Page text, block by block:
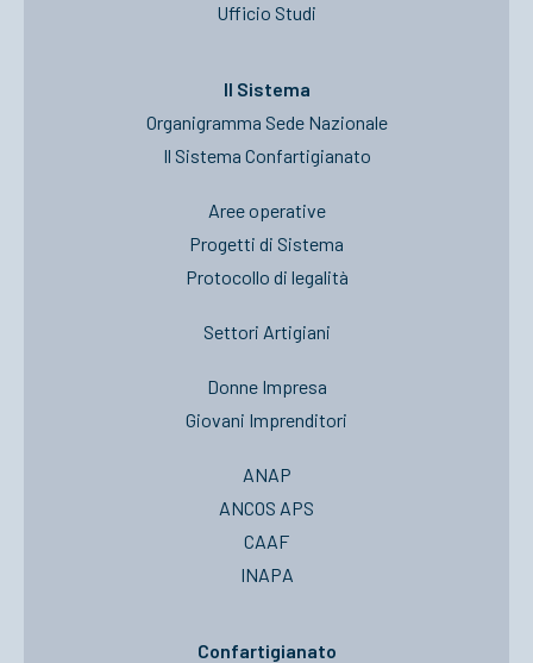
Ufficio Studi
Il Sistema
Organigramma Sede Nazionale
Il Sistema Confartigianato
Aree operative
Progetti di Sistema
Protocollo di legalità
Settori Artigiani
Donne Impresa
Giovani Imprenditori
ANAP
ANCOS APS
CAAF
INAPA
Confartigianato